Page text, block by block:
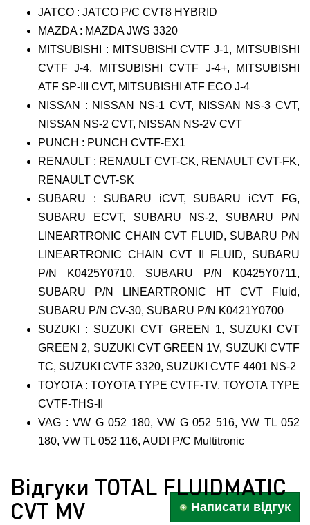
JATCO : JATCO P/C CVT8 HYBRID
MAZDA : MAZDA JWS 3320
MITSUBISHI : MITSUBISHI CVTF J-1, MITSUBISHI
CVTF J-4, MITSUBISHI CVTF J-4+, MITSUBISHI
ATF SP-III CVT, MITSUBISHI ATF ECO J-4
NISSAN : NISSAN NS-1 CVT, NISSAN NS-3 CVT,
NISSAN NS-2 CVT, NISSAN NS-2V CVT
PUNCH : PUNCH CVTF-EX1
RENAULT : RENAULT CVT-CK, RENAULT CVT-FK,
RENAULT CVT-SK
SUBARU : SUBARU iCVT, SUBARU iCVT FG,
SUBARU ECVT, SUBARU NS-2, SUBARU P/N
LINEARTRONIC CHAIN CVT FLUID, SUBARU P/N
LINEARTRONIC CHAIN CVT II FLUID, SUBARU
P/N K0425Y0710, SUBARU P/N K0425Y0711,
SUBARU P/N LINEARTRONIC HT CVT Fluid,
SUBARU P/N CV-30, SUBARU P/N K0421Y0700
SUZUKI : SUZUKI CVT GREEN 1, SUZUKI CVT
GREEN 2, SUZUKI CVT GREEN 1V, SUZUKI CVTF
TC, SUZUKI CVTF 3320, SUZUKI CVTF 4401 NS-2
TOYOTA : TOYOTA TYPE CVTF-TV, TOYOTA TYPE
CVTF-THS-II
VAG : VW G 052 180, VW G 052 516, VW TL 052
180, VW TL 052 116, AUDI P/C Multitronic
Відгуки TOTAL FLUIDMATIC
CVT MV
Написати відгук